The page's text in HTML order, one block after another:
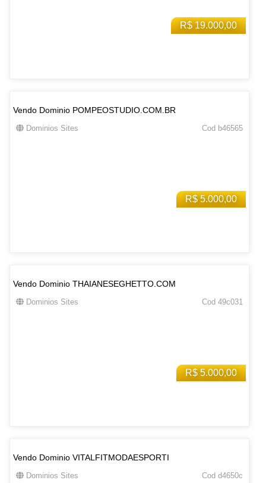
R$ 19.000,00
R$ 5.000,00
Vendo Dominio POMPEOSTUDIO.COM.BR
Dominios Sites Cod b46565
R$ 5.000,00
Vendo Dominio THAIANESEGHETTO.COM
Dominios Sites Cod 49c031
Vendo Dominio VITALFITMODAESPORTI
Dominios Sites Cod d4650c